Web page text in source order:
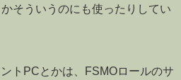
そういうのにも使ったりしてい
トPCとかは、FSMOロールのサ